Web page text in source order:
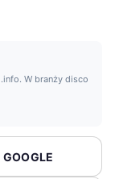
W branży disco